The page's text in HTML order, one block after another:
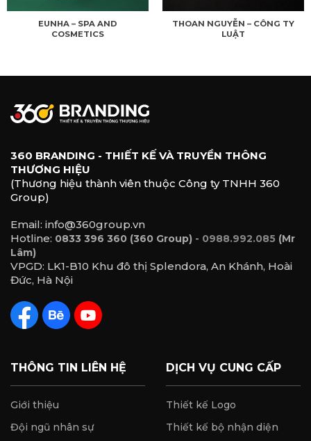
EUNHA – SPA AND
COSMETICS
THOAN NGUYỄN – CÔNG TY
LUẬT
360 BRANDING - THIẾT KẾ VÀ TRUYỀN THÔNG
THƯƠNG HIỆU
(Thương hiệu thành viên thuộc Công ty TNHH 360
Group)
Email: info@360group.vn
Hotline: 0833 396 360 (360 Group) - 0988.992.085 (Mr
Lâm)
VPGD: LK1-B10 Khu đô thị Splendora, An Khánh, Hoài
Đức, Hà Nội
THÔNG TIN LIÊN HỆ
Giới thiệu
Đội ngũ nhân sự
DỊCH VỤ CUNG CẤP
Thiết kế Logo
Thiết kế bộ nhận diện